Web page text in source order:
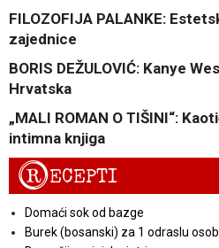
FILOZOFIJA PALANKE:
zajednice
BORIS DEŽULOVIĆ: Kanye
Hrvatska
„MALI ROMAN O TIŠINI“:
intimna knjiga
RECEPTI
Domaći sok od bazge
Burek (bosanski) za 1 odraslu